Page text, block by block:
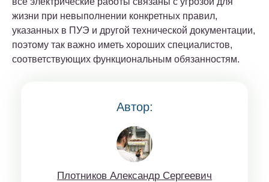
жизни при невыполнении конкретных правил,
указанных в ПУЭ и другой технической документации,
поэтому так важно иметь хороших специалистов,
соответствующих функциональным обязанностям.
Автор:
Плoтникoв Aлeксaндр Сeргeeвич